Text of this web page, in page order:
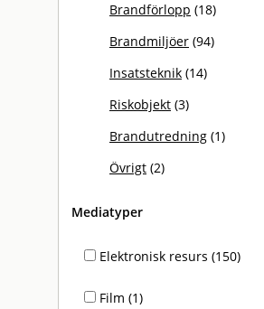
Brandförlopp (18)
Brandmiljöer (94)
Insatsteknik (14)
Riskobjekt (3)
Brandutredning (1)
Övrigt (2)
Mediatyper
Elektronisk resurs (150)
Film (1)